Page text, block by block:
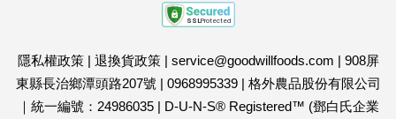
隱私權政策| 退換貨政策| service@goodwillfoods.com | 908屏
東縣長治鄉潭頭路207號 | 0968995339| 格外農品股份有限公司
｜統一編號：24986035| D-U-N-S® Registered™ (鄧白氏企業